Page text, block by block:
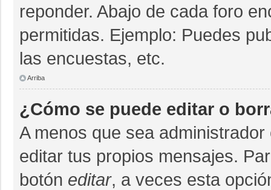
reponder. Abajo de cada foro
permitidas. Ejemplo: Puedes
las encuestas, etc.
Arriba
¿Cómo se puede editar o
A menos que sea
editar tus propios mensajes.
botón editar, a veces esta